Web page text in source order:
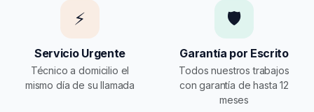
⚡
Servicio Urgente
Técnico a domicilio el
mismo día de su llamada
🛡️
Garantía por Escrito
Todos nuestros trabajos
con garantía de hasta 12
meses